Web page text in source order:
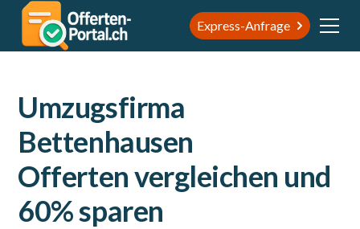
Express-Anfrage
Umzugsfirma
Bettenhausen
Offerten vergleichen und
60% sparen